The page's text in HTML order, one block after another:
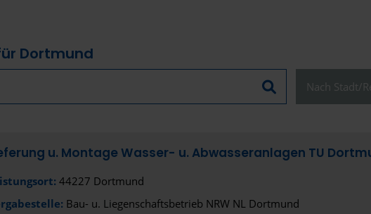
Dortmund
Nach Stadt/
u. Montage Wasser- u. Abwasseranlagen TU
44227 Dortmund
Bau- u. Liegenschaftsbetrieb NRW NL Dortmund